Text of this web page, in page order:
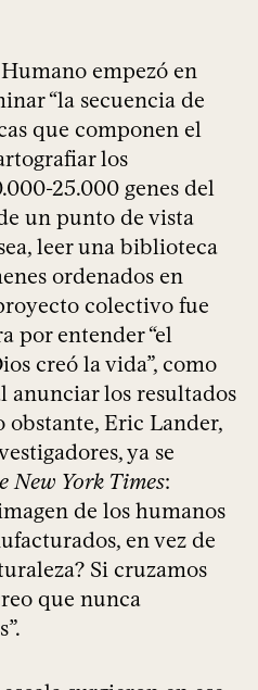
empezó en
“la secuencia de
que componen el
los
25.000 genes del
un punto de vista
leer una biblioteca
ordenados en
colectivo fue
por entender “el
creó la vida”, como
los resultados
obstante, Eric Lander,
ya se
New York Times:
de los humanos
en vez de
Si cruzamos
que nunca